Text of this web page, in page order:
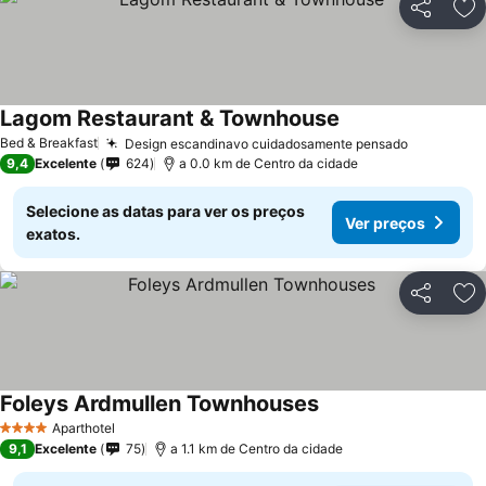
Partilhar
Bed & Breakfast Design escandinavo cuidadosamente pensadoVer
Lagom Restaurant & Townhouse
9,4 Excelente 624 a 0.0 km de Centro da cidade
Selecione as datas para ver os preços
exatos.
Ver preços
Partilhar
4 EstrelasAparthotel
Foleys Ardmullen TownhousesVer preços
9,1 Excelente 75 a 1.1 km de Centro da cidade